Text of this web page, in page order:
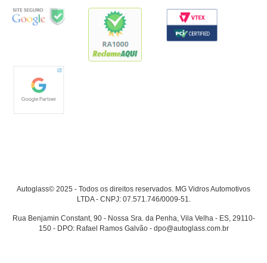
Autoglass© 2025 - Todos os direitos reservados. MG Vidros Automotivos
LTDA - CNPJ: 07.571.746/0009-51.
Rua Benjamin Constant, 90 - Nossa Sra. da Penha, Vila Velha - ES, 29110-
150 - DPO: Rafael Ramos Galvão - dpo@autoglass.com.br